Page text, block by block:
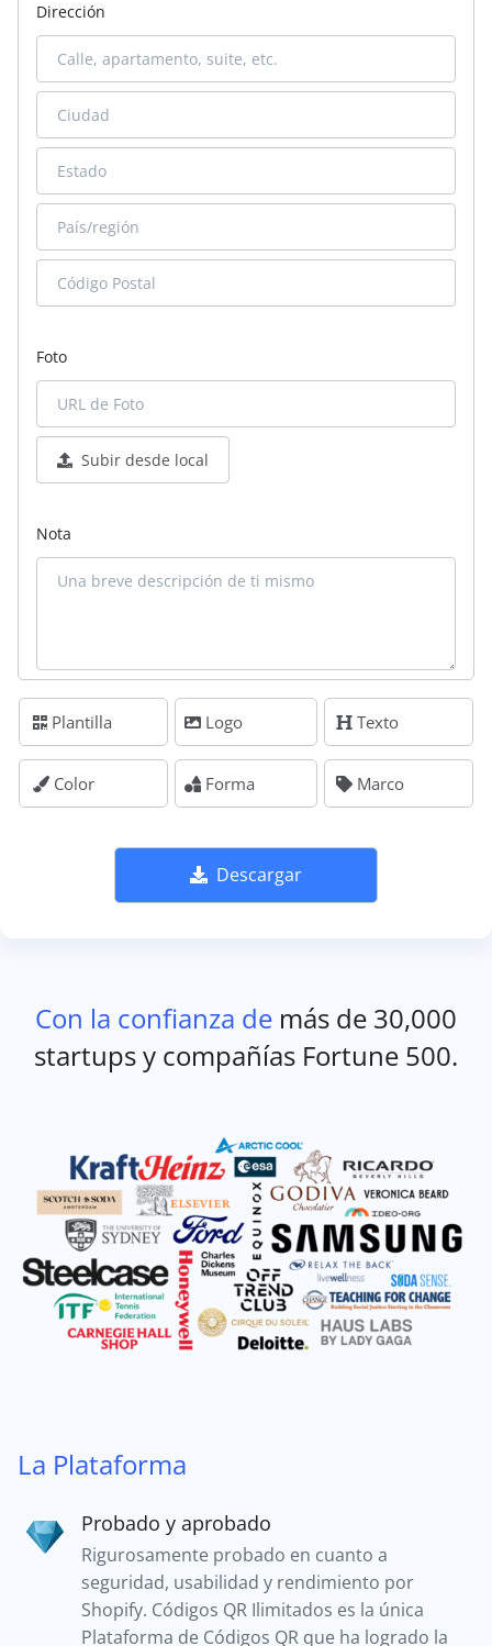
Dirección
Foto
Subir desde local
Nota
Plantilla Logo Texto
Color Forma Marco
Descargar
Con la confianza de más de 30,000
startups y compañías Fortune 500.
La Plataforma
Probado y aprobado
Rigurosamente probado en cuanto a
seguridad, usabilidad y rendimiento por
Shopify. Códigos QR Ilimitados es la única
Plataforma de Códigos QR que ha logrado la